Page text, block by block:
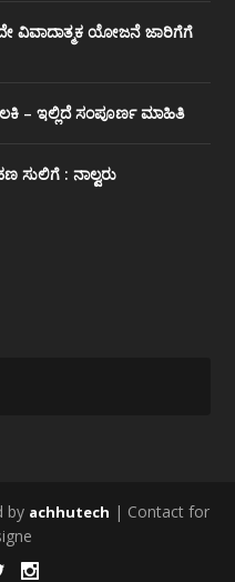
ವಿವಾದಾತ್ಮಕ ಯೋಜನೆ ಜಾರಿಗೆಗೆ
– ಇಲ್ಲಿದೆ ಸಂಪೂರ್ಣ ಮಾಹಿತಿ
ಸುಲಿಗೆ : ನಾಲ್ವರು
by achhutech | Contact for